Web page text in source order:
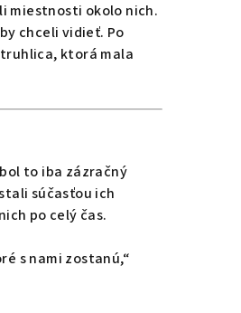
miestnosti okolo nich.
chceli vidieť. Po
ktorá mala
to iba zázračný
súčasťou ich
po celý čas.
s nami zostanú,“